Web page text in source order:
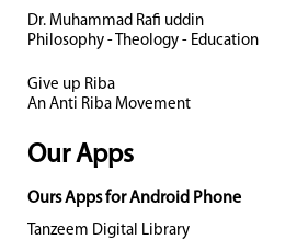
Dr. Muhammad Rafi uddin
Philosophy - Theology - Education
Give up Riba
An Anti Riba Movement
Our Apps
Ours Apps for Android Phone
Tanzeem Digital Library